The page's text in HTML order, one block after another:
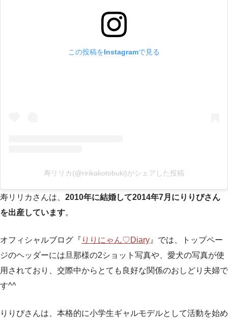
この投稿をInstagramで見る
寿リリカ(@ririkakotobuki)がシェアした投稿
寿リリカさんは、 2010年に結婚して2014年7月にりりぴさん
を出産しています。
オフィシャルブログ『 りりにゃん♡Diary 』では、トップペー
ジのヘッダーには旦那様の2ショット写真や、愛犬の写真が使
用されており、交際中からとても良好な関係のおしどり夫婦で
す^^
りりぴさんは、本格的に小学生ギャルモデルとして活動を始め